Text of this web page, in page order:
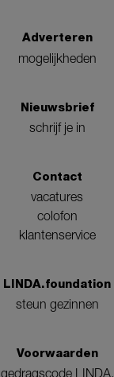
Adverteren
mogelijkheden
Nieuwsbrief
schrijf je in
Contact
vacatures
colofon
klantenservice
LINDA.foundation
steun gezinnen
Voorwaarden
gedragscode LINDA.